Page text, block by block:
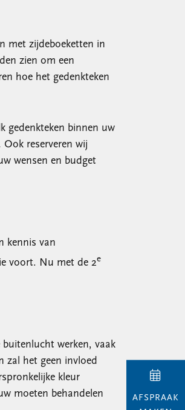
met zijdeboeketten in
zien om een
hoe het gedenkteken
gedenkteken binnen uw
reserveren wij
wensen en budget
kennis van
voort. Nu met de 2e
werken, vaak
zal het geen invloed
kleur
moeten behandelen
AFSPRAAK